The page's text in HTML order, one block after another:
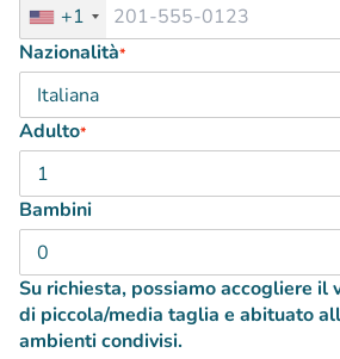
+1
Nazionalità*
Adulto*
Bambini
Su richiesta, possiamo accogliere il
di piccola/media taglia e abituato
ambienti condivisi.